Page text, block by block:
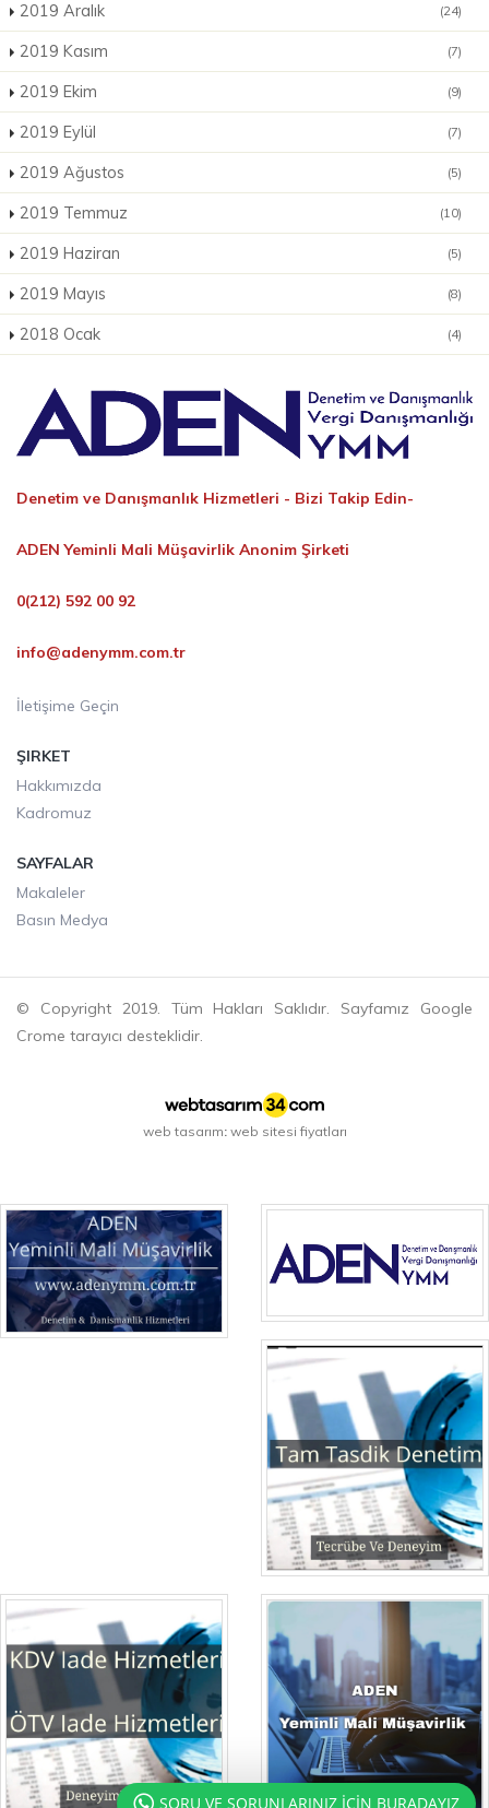
2019 Aralık (24)
2019 Kasım (7)
2019 Ekim (9)
2019 Eylül (7)
2019 Ağustos (5)
2019 Temmuz (10)
2019 Haziran (5)
2019 Mayıs (8)
2018 Ocak (4)
Denetim ve Danışmanlık Hizmetleri - Bizi Takip Edin-
ADEN Yeminli Mali Müşavirlik Anonim Şirketi
0(212) 592 00 92
info@adenymm.com.tr
İletişime Geçin
ŞIRKET
Hakkımızda
Kadromuz
SAYFALAR
Makaleler
Basın Medya
© Copyright 2019. Tüm Hakları Saklıdır. Sayfamız Google
Crome tarayıcı desteklidir.
web tasarım web sitesi fiyatları
SORU VE SORUNLARINIZ İÇİN BURADAYIZ